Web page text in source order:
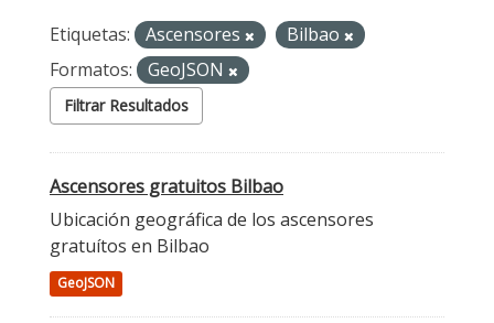
Etiquetas: Ascensores
Bilbao
Formatos:
GeoJSON
Filtrar Resultados
Ascensores gratuitos Bilbao
Ubicación geográfica de los ascensores
gratuítos en Bilbao
GeoJSON